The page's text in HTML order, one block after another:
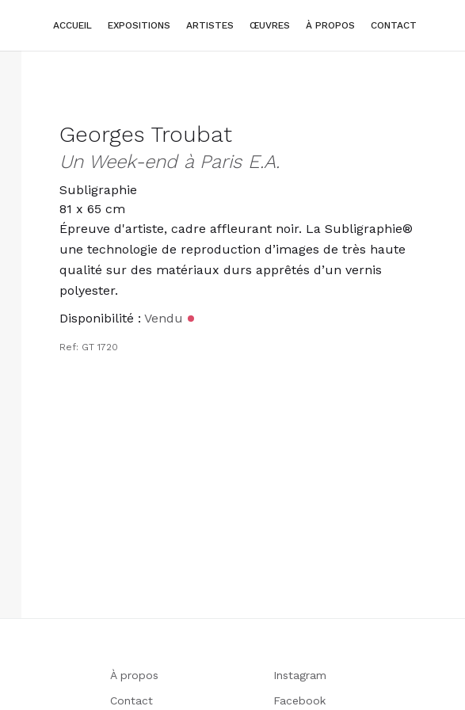
ACCUEIL EXPOSITIONS ARTISTES ŒUVRES À PROPOS CONTACT
Georges Troubat
Un Week-end à Paris E.A.
Subligraphie
81 x 65 cm
Épreuve d'artiste, cadre affleurant noir. La Subligraphie®
une technologie de reproduction d’images de très haute
qualité sur des matériaux durs apprêtés d’un vernis
polyester.
Disponibilité : Vendu
Ref: GT 1720
Instagram
Facebook
À propos
Contact